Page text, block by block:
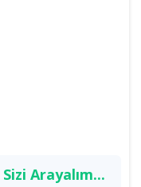
Sizi Arayalım...